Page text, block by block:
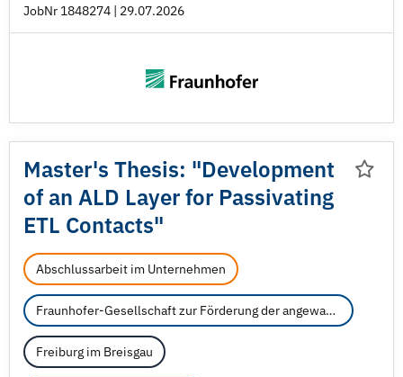
JobNr 1848274 | 29.07.2026
Master's Thesis: "Development
of an ALD Layer for Passivating
ETL Contacts"
Abschlussarbeit im Unternehmen
Fraunhofer-Gesellschaft zur Förderung der angewandten Forschung e.V.
Freiburg im Breisgau